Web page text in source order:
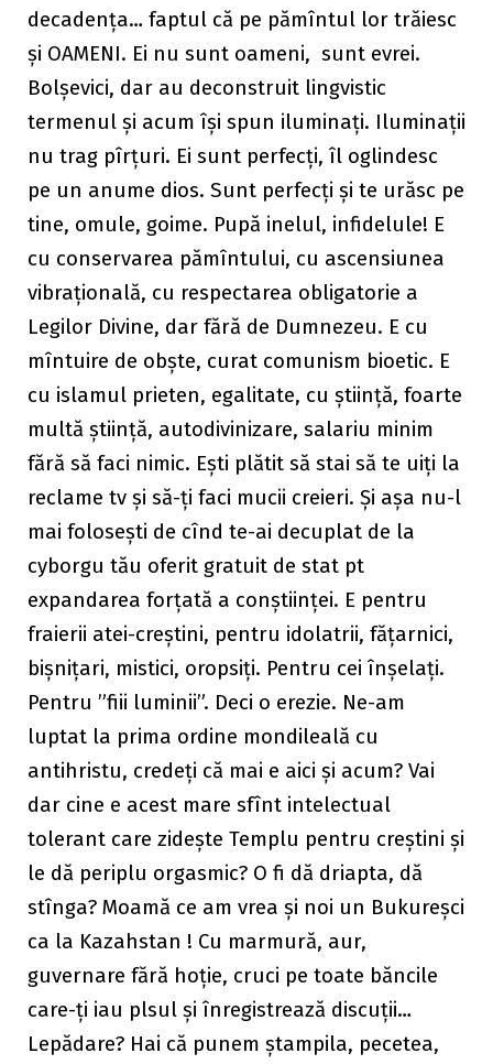
decadența… faptul că pe pămîntul lor trăiesc
și OAMENI. Ei nu sunt oameni, sunt evrei.
Bolșevici, dar au deconstruit lingvistic
termenul și acum își spun iluminați. Iluminații
nu trag pîrțuri. Ei sunt perfecți, îl oglindesc
pe un anume dios. Sunt perfecți și te urăsc pe
tine, omule, goime. Pupă inelul, infidelule! E
cu conservarea pămîntului, cu ascensiunea
vibrațională, cu respectarea obligatorie a
Legilor Divine, dar fără de Dumnezeu. E cu
mîntuire de obște, curat comunism bioetic. E
cu islamul prieten, egalitate, cu știință, foarte
multă știință, autodivinizare, salariu minim
fără să faci nimic. Ești plătit să stai să te uiți la
reclame tv și să-ți faci mucii creieri. Și așa nu-l
mai folosești de cînd te-ai decuplat de la
cyborgu tău oferit gratuit de stat pt
expandarea forțată a conștiinței. E pentru
fraierii atei-creștini, pentru idolatrii, fățarnici,
bișnițari, mistici, oropsiți. Pentru cei înșelați.
Pentru ”fiii luminii”. Deci o erezie. Ne-am
luptat la prima ordine mondileală cu
antihristu, credeți că mai e aici și acum? Vai
dar cine e acest mare sfînt intelectual
tolerant care zidește Templu pentru creștini și
le dă periplu orgasmic? O fi dă driapta, dă
stînga? Moamă ce am vrea și noi un Bukureșci
ca la Kazahstan ! Cu marmură, aur,
guvernare fără hoție, cruci pe toate băncile
care-ți iau plsul și înregistrează discuții…
Lepădare? Hai că punem ștampila, pecetea,